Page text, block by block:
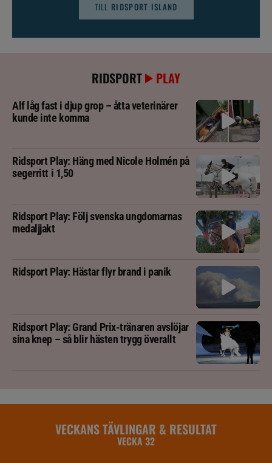
TILL RIDSPORT ISLAND
RIDSPORT PLAY
Alf låg fast i djup grop – åtta veterinärer
kunde inte komma
Ridsport Play: Häng med Nicole Holmén på
segerritt i 1,50
Ridsport Play: Följ svenska ungdomarnas
medaljjakt
Ridsport Play: Hästar flyr brand i panik
Ridsport Play: Grand Prix-tränaren avslöjar
sina knep – så blir hästen trygg överallt
VECKANS TÄVLINGAR & RESULTAT
VECKA 32